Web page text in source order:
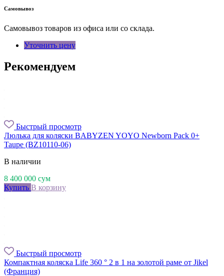
Самовывоз
Самовывоз товаров из офиса или со склада.
Уточнить цену
Рекомендуем
Быстрый просмотр
Люлька для коляски BABYZEN YOYO Newborn Pack 0+
Taupe (BZ10110-06)
В наличии
8 400 000 сум
Купить В корзину
Быстрый просмотр
Компактная коляска Life 360 ° 2 в 1 на золотой раме от Jikel
(Франция)